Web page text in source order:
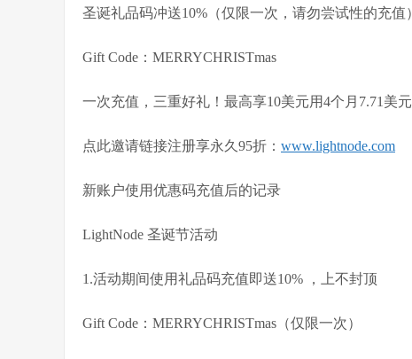
圣诞礼品码冲送10%（仅限一次，请勿尝试性的充值）
Gift Code：MERRYCHRISTmas
一次充值，三重好礼！最高享10美元用4个月7.71美
点此邀请链接注册享永久95折： www.lightnode.com
新账户使用优惠码充值后的记录
LightNode 圣诞节活动
1.活动期间使用礼品码充值即送10% ，上不封顶
Gift Code：MERRYCHRISTmas（仅限一次）